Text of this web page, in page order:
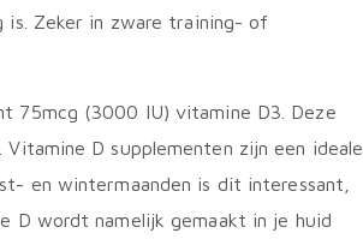
Zeker in zware training- of
75mcg (3000 IU) vitamine D3. Deze
D supplementen zijn een ideale
en wintermaanden is dit interessant,
D wordt namelijk gemaakt in je huid